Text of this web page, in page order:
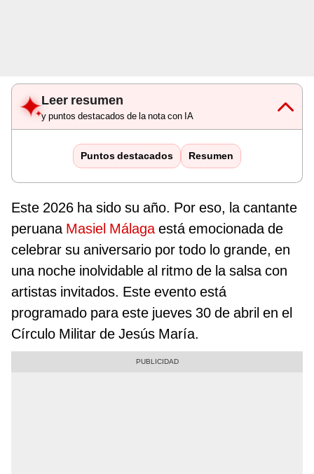
Leer resumen
y puntos destacados de la nota con IA
Puntos destacados Resumen
Este 2026 ha sido su año. Por eso, la cantante
peruana Masiel Málagaestá emocionada de
celebrar su aniversario por todo lo grande, en
una noche inolvidable al ritmo de la salsa con
artistas invitados. Este evento está
programado para este jueves 30 de abril en el
Círculo Militar de Jesús María.